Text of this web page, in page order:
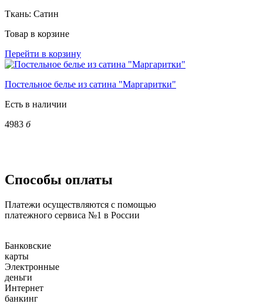
Ткань: Сатин
Товар в корзине
Перейти в корзину
Постельное белье из сатина "Маргаритки"
Есть в наличии
4983 б
Способы оплаты
Платежи осуществляются с помощью
платежного сервиса №1 в России
Банковские
карты
Электронные
деньги
Интернет
банкинг